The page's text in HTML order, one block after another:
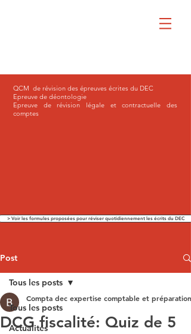
QCM de révision des épreuves écrites du DEC
Epreuve de déontologie
Epreuve de révision légale et contractuelle des
comptes
> Voir les formules proposées pour réviser quotidiennement les écrits du DEC
Post
Tous les posts
Actualités
Tous les posts
DCG fiscalité: Quiz de 5
Compta dec expertise comptable et préparation